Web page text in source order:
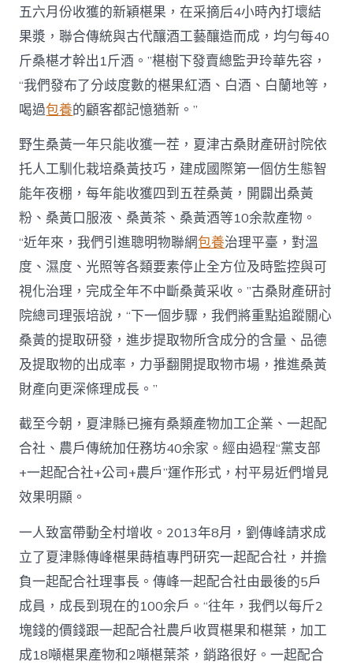
五六月份收獲的新穎椹果，在采摘后4小時內打壞結
果漿，聯合傳統與古代釀酒工藝釀造而成，均勻每40
斤桑椹才幹出1斤酒。”椹樹下發賣總監尹玲華先容，
“我們發布了分歧度數的椹果紅酒、白酒、白蘭地等，
喝過包養的顧客都記憶猶新。”
野生桑黃一年只能收獲一茬，夏津古桑財產研討院依
托人工馴化栽培桑黃技巧，建成國際第一個仿生態智
能年夜棚，每年能收獲四到五茬桑黃，開闢出桑黃
粉、桑黃口服液、桑黃茶、桑黃酒等10余款產物。
“近年來，我們引進聰明物聯網包養治理平臺，對溫
度、濕度、光照等各類要素停止全方位及時監控與可
視化治理，完成全年不中斷桑黃采收。”古桑財產研討
院總司理張培說，“下一個步驟，我們將重點追蹤關心
桑黃的提取研發，進步提取物所含成分的含量、品德
及提取物的出成率，力爭翻開提取物市場，推進桑黃
財產向更深條理成長。”
截至今朝，夏津縣已擁有桑類產物加工企業、一起配
合社、農戶傳統加任務坊40余家。經由過程“黨支部
+一起配合社+公司+農戶”運作形式，村平易近們增見
效果明顯。
一人致富帶動全村增收。2013年8月，劉傳峰請求成
立了夏津縣傳峰椹果蒔植專門研究一起配合社，并擔
負一起配合社理事長。傳峰一起配合社由最後的5戶
成員，成長到現在的100余戶。“往年，我們以每斤2
塊錢的價錢跟一起配合社農戶收買椹果和椹葉，加工
成18噸椹果產物和2噸椹葉茶，銷路很好。一起配合